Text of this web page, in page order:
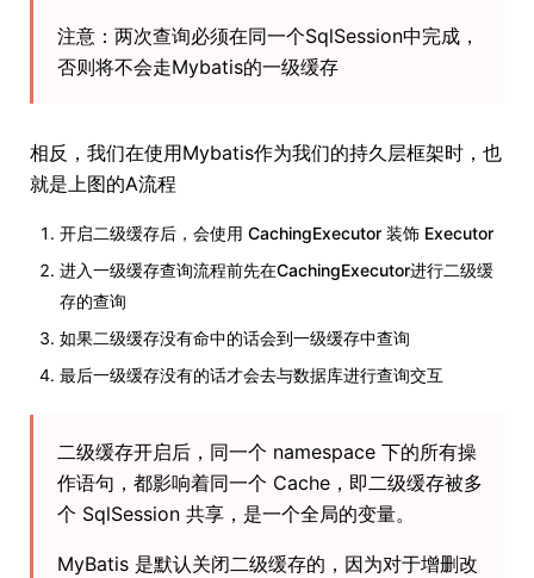
注意：两次查询必须在同一个SqlSession中完成，
否则将不会走Mybatis的一级缓存
相反，我们在使用Mybatis作为我们的持久层框架时，也
就是上图的A流程
开启二级缓存后，会使用 CachingExecutor 装饰 Executor
进入一级缓存查询流程前先在CachingExecutor进行二级缓
存的查询
如果二级缓存没有命中的话会到一级缓存中查询
最后一级缓存没有的话才会去与数据库进行查询交互
二级缓存开启后，同一个 namespace 下的所有操
作语句，都影响着同一个 Cache，即二级缓存被多
个 SqlSession 共享，是一个全局的变量。
MyBatis 是默认关闭二级缓存的，因为对于增删改